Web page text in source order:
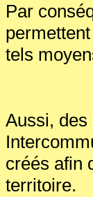
Par
tels
Aussi, des
créés afin
territoire.